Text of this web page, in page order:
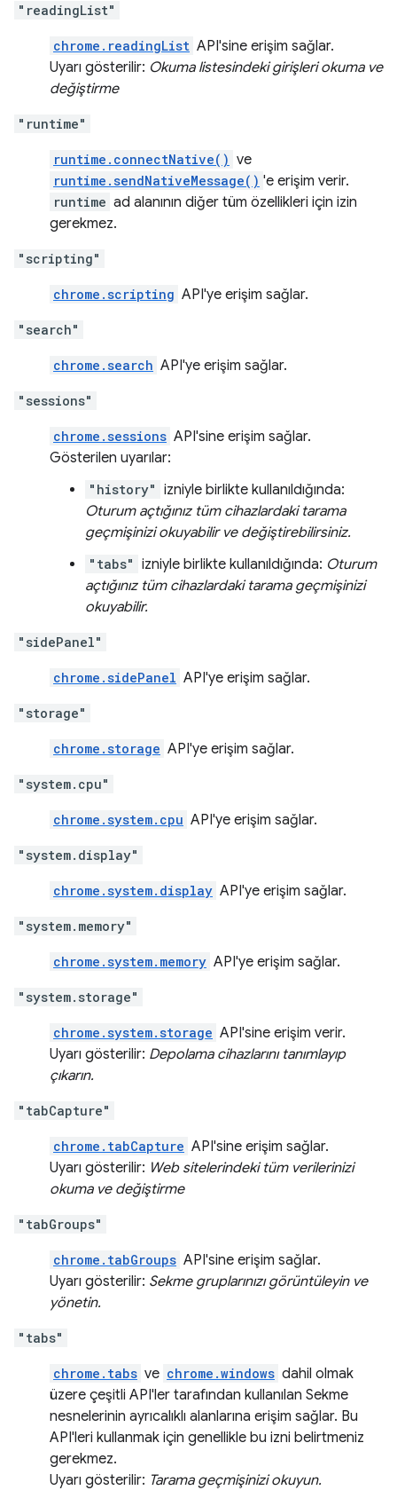
"readingList"
chrome.readingList API'sine erişim sağlar.
Uyarı gösterilir: Okuma listesindeki girişleri okuma ve
değiştirme
"runtime"
runtime.connectNative() ve
runtime.sendNativeMessage() 'e erişim verir.
runtime ad alanının diğer tüm özellikleri için izin
gerekmez.
"scripting"
chrome.scripting API'ye erişim sağlar.
"search"
chrome.search API'ye erişim sağlar.
"sessions"
chrome.sessions API'sine erişim sağlar.
Gösterilen uyarılar:
"history" izniyle birlikte kullanıldığında:
Oturum açtığınız tüm cihazlardaki tarama
geçmişinizi okuyabilir ve değiştirebilirsiniz.
"tabs" izniyle birlikte kullanıldığında: Oturum
açtığınız tüm cihazlardaki tarama geçmişinizi
okuyabilir.
"sidePanel"
chrome.sidePanel API'ye erişim sağlar.
"storage"
chrome.storage API'ye erişim sağlar.
"system.cpu"
chrome.system.cpu API'ye erişim sağlar.
"system.display"
chrome.system.display API'ye erişim sağlar.
"system.memory"
chrome.system.memory API'ye erişim sağlar.
"system.storage"
chrome.system.storage API'sine erişim verir.
Uyarı gösterilir: Depolama cihazlarını tanımlayıp
çıkarın.
"tabCapture"
chrome.tabCapture API'sine erişim sağlar.
Uyarı gösterilir: Web sitelerindeki tüm verilerinizi
okuma ve değiştirme
"tabGroups"
chrome.tabGroups API'sine erişim sağlar.
Uyarı gösterilir: Sekme gruplarınızı görüntüleyin ve
yönetin.
"tabs"
chrome.tabs ve chrome.windows dahil olmak
üzere çeşitli API'ler tarafından kullanılan Sekme
nesnelerinin ayrıcalıklı alanlarına erişim sağlar. Bu
API'leri kullanmak için genellikle bu izni belirtmeniz
gerekmez.
Uyarı gösterilir: Tarama geçmişinizi okuyun.